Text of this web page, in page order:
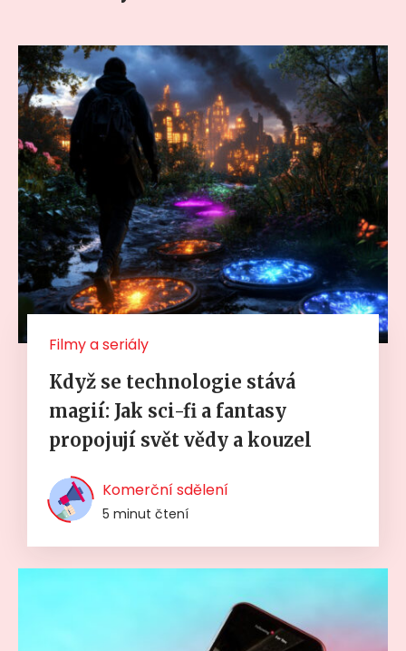
Filmy a seriály
Když se technologie stává
magií: Jak sci-fi a fantasy
propojují svět vědy a kouzel
Komerční sdělení
5 minut čtení